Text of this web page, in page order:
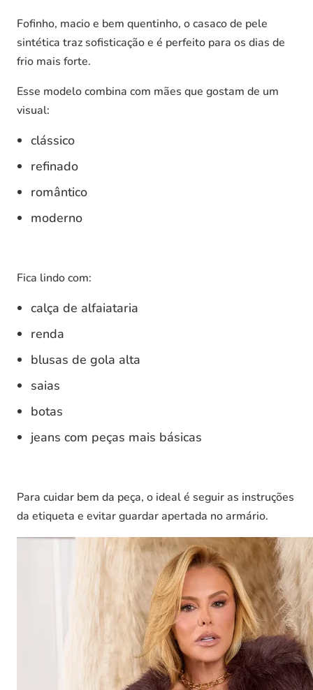
Fofinho, macio e bem quentinho, o casaco de pele
sintética traz sofisticação e é perfeito para os dias de
frio mais forte.
Esse modelo combina com mães que gostam de um
visual:
clássico
refinado
romântico
moderno
Fica lindo com:
calça de alfaiataria
renda
blusas de gola alta
saias
botas
jeans com peças mais básicas
Para cuidar bem da peça, o ideal é seguir as instruções
da etiqueta e evitar guardar apertada no armário.